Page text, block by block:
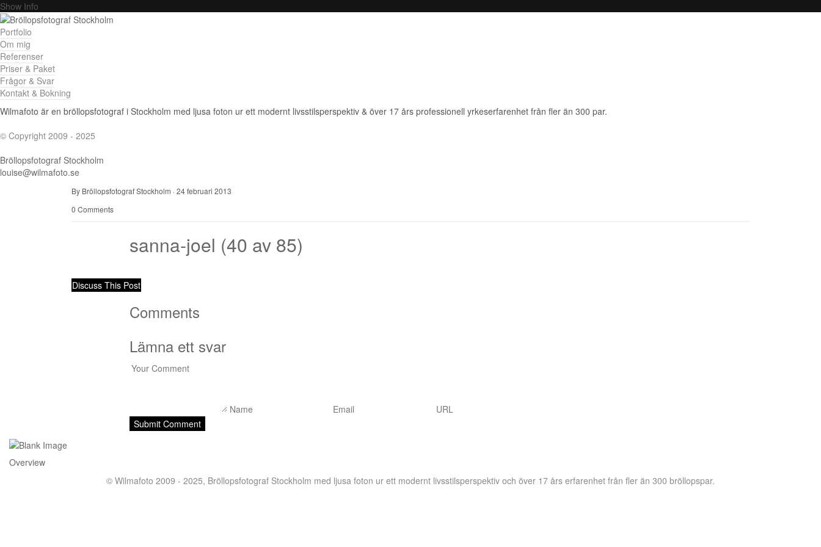
Show Info
Portfolio
Om mig
Referenser
Priser & Paket
Frågor & Svar
Kontakt & Bokning
Wilmafoto är en bröllopsfotograf i Stockholm med ljusa foton ur ett modernt livsstilsperspektiv & över 17 års professionell yrkeserfarenhet från fler än 300 par.
© Copyright 2009 - 2025
Bröllopsfotograf Stockholm
louise@wilmafoto.se
By Bröllopsfotograf Stockholm ·24 februari 2013
0 Comments
sanna-joel (40 av 85)
Discuss This Post
Comments
Lämna ett svar
Overview
© Wilmafoto 2009 - 2025, Bröllopsfotograf Stockholm med ljusa foton ur ett modernt livsstilsperspektiv och över 17 års erfarenhet från fler än 300 bröllopspar.